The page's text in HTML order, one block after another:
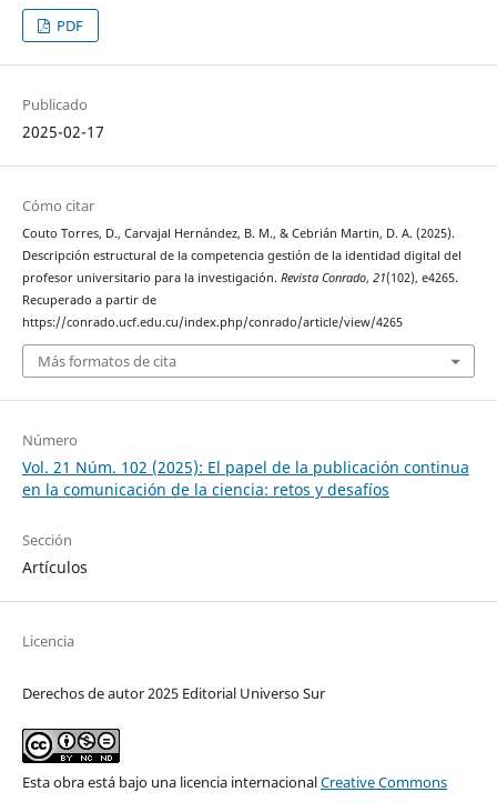
PDF
Publicado
2025-02-17
Cómo citar
Couto Torres, D., Carvajal Hernández, B. M., & Cebrián Martin, D. A. (2025).
Descripción estructural de la competencia gestión de la identidad digital del
profesor universitario para la investigación. Revista Conrado, 21(102), e4265.
Recuperado a partir de
https://conrado.ucf.edu.cu/index.php/conrado/article/view/4265
Más formatos de cita
Número
Vol. 21 Núm. 102 (2025): El papel de la publicación continua
en la comunicación de la ciencia: retos y desafíos
Sección
Artículos
Licencia
Derechos de autor 2025 Editorial Universo Sur
Esta obra está bajo una licencia internacionalCreative Commons